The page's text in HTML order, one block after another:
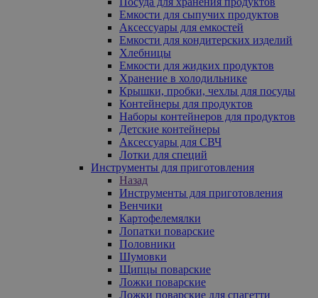
Емкости для сыпучих продуктов
Аксессуары для емкостей
Емкости для кондитерских изделий
Хлебницы
Емкости для жидких продуктов
Хранение в холодильнике
Крышки, пробки, чехлы для посуды
Контейнеры для продуктов
Наборы контейнеров для продуктов
Детские контейнеры
Аксессуары для СВЧ
Лотки для специй
Инструменты для приготовления
Назад
Инструменты для приготовления
Венчики
Картофелемялки
Лопатки поварские
Половники
Шумовки
Щипцы поварские
Ложки поварские
Ложки поварские для спагетти